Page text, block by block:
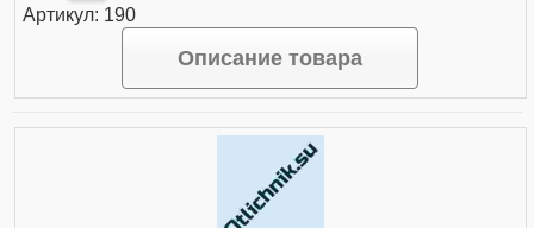
Артикул: 190
Описание товара